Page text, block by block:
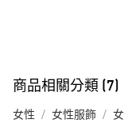
商品相關分類 (7)
女性 女性服飾